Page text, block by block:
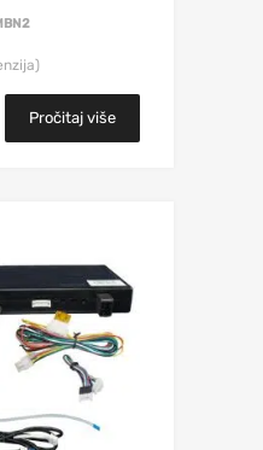
Pročitaj više